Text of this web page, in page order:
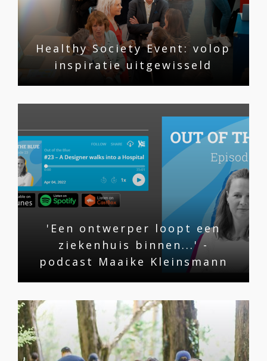
Healthy Society Event: volop
inspiratie uitgewisseld
'Een ontwerper loopt een
ziekenhuis binnen...' -
podcast Maaike Kleinsmann